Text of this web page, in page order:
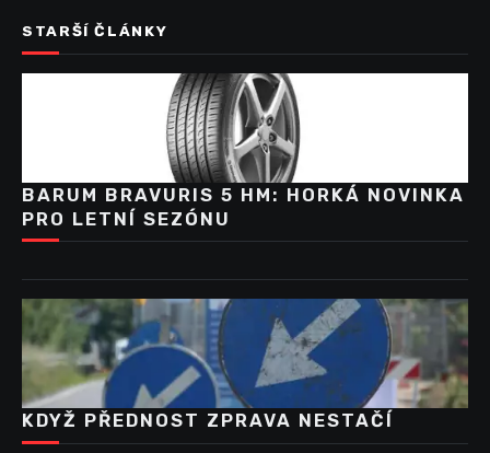
STARŠÍ ČLÁNKY
BARUM BRAVURIS 5 HM: HORKÁ NOVINKA
PRO LETNÍ SEZÓNU
KDYŽ PŘEDNOST ZPRAVA NESTAČÍ